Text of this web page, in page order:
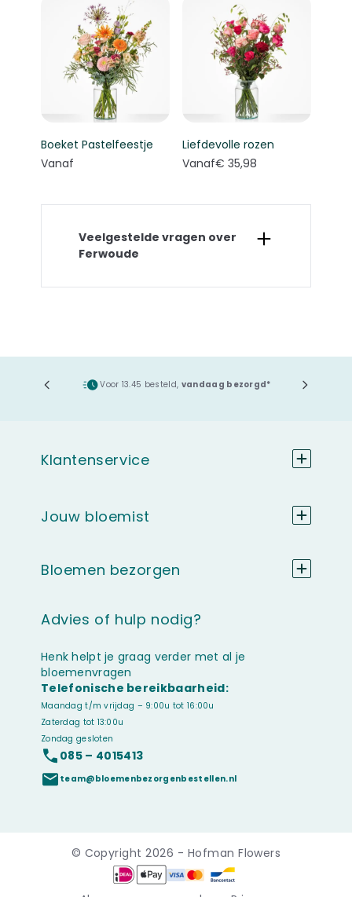
Boeket Pastelfeestje
Vanaf
Liefdevolle rozen
Vanaf€ 35,98
Veelgestelde vragen over
Ferwoude
Voor 13.45 besteld, vandaag bezorgd*
Advies of hulp nodig?
Henk helpt je graag verder met al je
bloemenvragen
Telefonische bereikbaarheid:
Maandag t/m vrijdag – 9:00u tot 16:00u
Zaterdag tot 13:00u
Zondag gesloten
085 – 4015413
team@bloemenbezorgenbestellen.nl
Klantenservice
Jouw bloemist
Bloemen bezorgen
© Copyright 2026 - Hofman Flowers